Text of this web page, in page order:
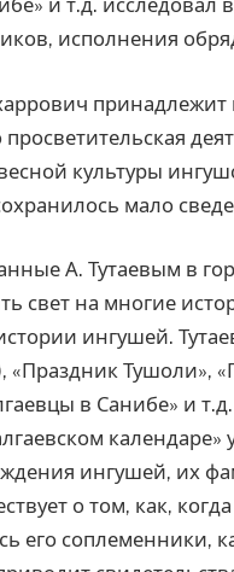
и т.д.
исполнения
просветительская
культуры
мало
А. Тутаевым в
свет на многие
ингушей.
«Праздник Тушоли»,
в Санибе» и
календаре»
ингушей, их
о том, как,
его соплеменники,